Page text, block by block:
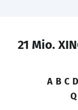
21 Mio.
A B C D
Q